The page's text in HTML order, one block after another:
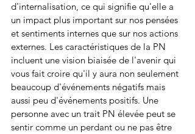
d'internalisation, ce qui signifie qu'elle a
un impact plus important sur nos pensées
et sentiments internes que sur nos actions
externes. Les caractéristiques de la PN
incluent une vision biaisée de l'avenir qui
vous fait croire qu'il y aura non seulement
beaucoup d'événements négatifs mais
aussi peu d'événements positifs. Une
personne avec un trait PN élevée peut se
sentir comme un perdant ou ne pas être